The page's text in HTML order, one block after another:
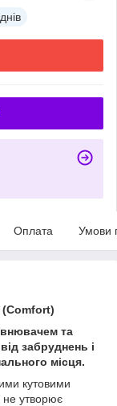
Оплата Умови
(Comfort)
та
забруднень і
місця.
кутовими
не утворює